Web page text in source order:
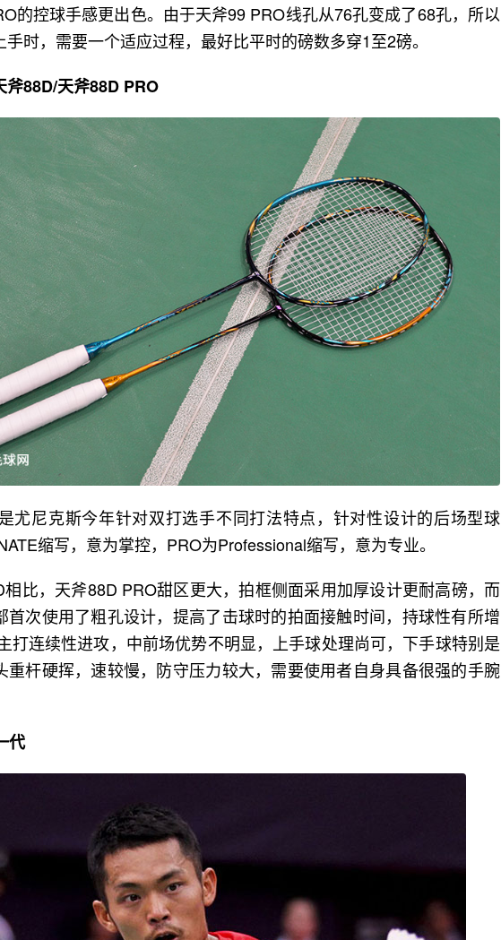
的控球手感更出色。由于天斧99 PRO线孔从76孔变成了68孔，所以
时，需要一个适应过程，最好比平时的磅数多穿1至2磅。
斧88D/天斧88D PRO
尤尼克斯今年针对双打选手不同打法特点，针对性设计的后场型球
缩写，意为掌控，PRO为Professional缩写，意为专业。
比，天斧88D PRO甜区更大，拍框侧面采用加厚设计更耐高磅，而
首次使用了粗孔设计，提高了击球时的拍面接触时间，持球性有所增
打连续性进攻，中前场优势不明显，上手球处理尚可，下手球特别是
重杆硬挥，速较慢，防守压力较大，需要使用者自身具备很强的手腕
代